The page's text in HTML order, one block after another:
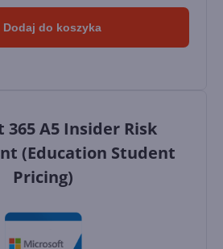
Dodaj do koszyka
365 A5 Insider Risk
(Education Student
Pricing)